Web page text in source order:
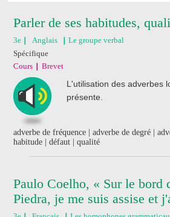
Parler de ses habitudes,
3e Anglais
Le groupe verbal
Spécifique
Cours
Brevet
L'utilisation des adverbes
présente.
adverbe de fréquence | adverbe de degré |
habitude | défaut | qualité
Paulo Coelho, « Sur le bord
Piedra, je me suis assise et